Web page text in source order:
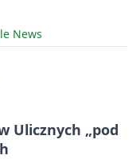
News
Ulicznych „pod